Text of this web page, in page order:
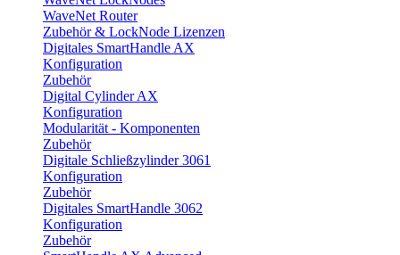
WaveNet Router
Zubehör & LockNode Lizenzen
Digitales SmartHandle AX
Konfiguration
Zubehör
Digital Cylinder AX
Konfiguration
Modularität - Komponenten
Zubehör
Digitale Schließzylinder 3061
Konfiguration
Zubehör
Digitales SmartHandle 3062
Konfiguration
Zubehör